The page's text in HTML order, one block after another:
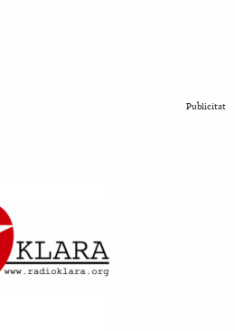
Publicitat